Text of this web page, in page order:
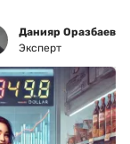
Данияр Оразбаев
Эксперт